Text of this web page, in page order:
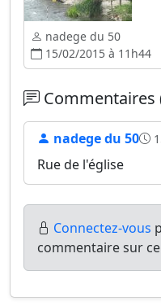
nadege du 50
15/02/2015 à 11h44
Commentaires
nadege du 50
Rue de l'église
Connectez-vous
commentaire sur